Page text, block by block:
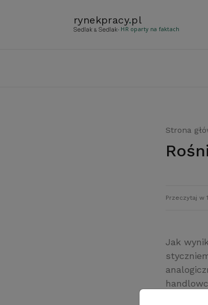
rynekpracy.pl
- HR oparty na faktach
Strona
Przeczytaj w
Jak